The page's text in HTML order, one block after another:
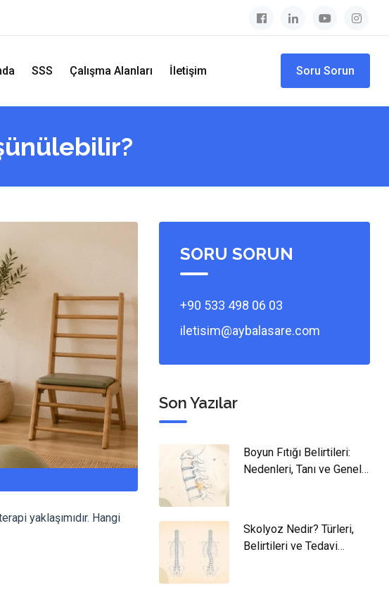
SSS Çalışma Alanları İletişim Soru Sorun
yaklaşımıdır. Hangi
SORU SORUN
+90 533 498 06 03
iletisim@aybalasare.com
Son Yazılar
Boyun Fıtığı Belirtileri:
Nedenleri, Tanı ve Genel
Skolyoz Nedir? Türleri,
Belirtileri ve Tedavi